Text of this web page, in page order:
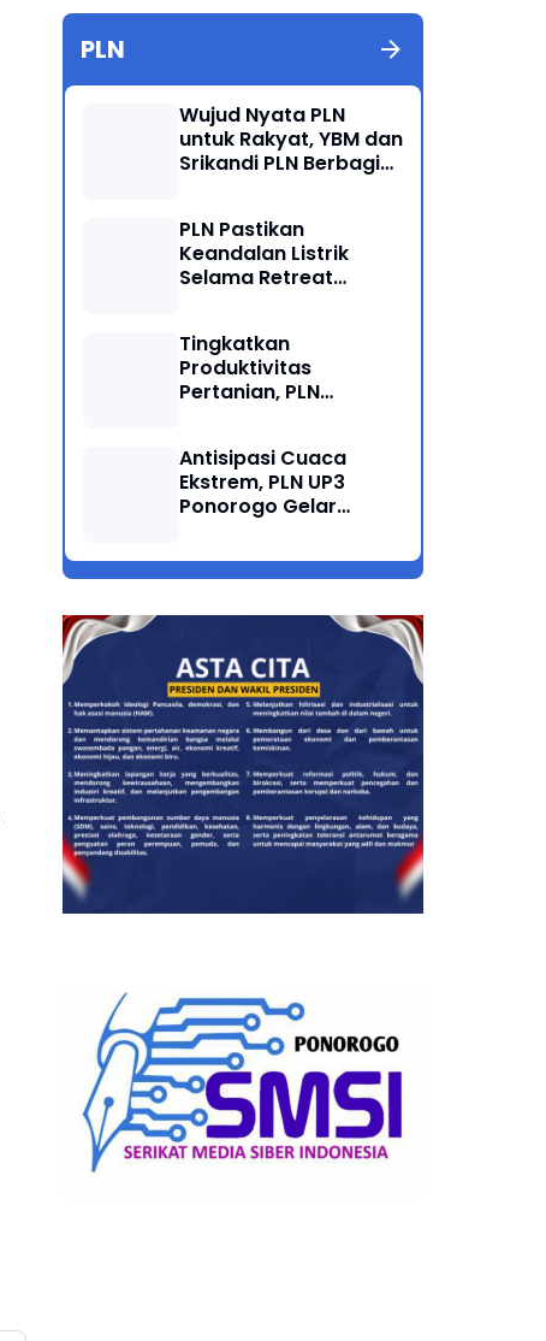
PLN
Wujud Nyata PLN
untuk Rakyat, YBM dan
Srikandi PLN Berbagi
Anak Dhuafa
PLN Pastikan
Keandalan Listrik
Selama Retreat
Tingkatkan
Produktivitas
Pertanian, PLN
Listrik ke Desa
Ngrukem
Antisipasi Cuaca
Ekstrem, PLN UP3
Ponorogo Gelar
Penyulang Prigi
Trenggalek